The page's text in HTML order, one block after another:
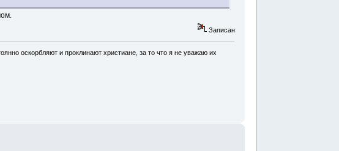
Записан
оскорбляют и проклинают христиане, за то что я не уважаю их